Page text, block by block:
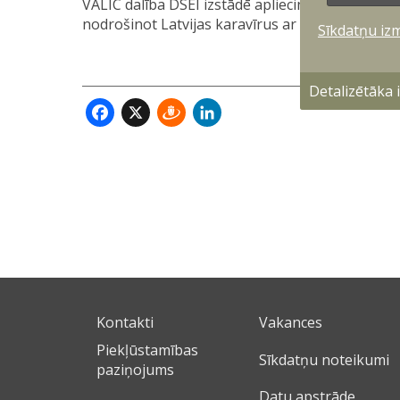
VALIC dalība DSEI izstādē apliecina mūsu
nodrošinot Latvijas karavīrus ar modernu,
Facebook
X Draugiem
LinkedIn
Kontakti
Vakances
Piekļūstamības
paziņojums
Sīkdatņu noteikumi
Sīkdatņu
Detalizētāka